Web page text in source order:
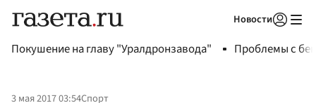
Новости
Покушение на главу "Уралдронзавода" Проблемы с
3 мая 2017 03:54Спорт